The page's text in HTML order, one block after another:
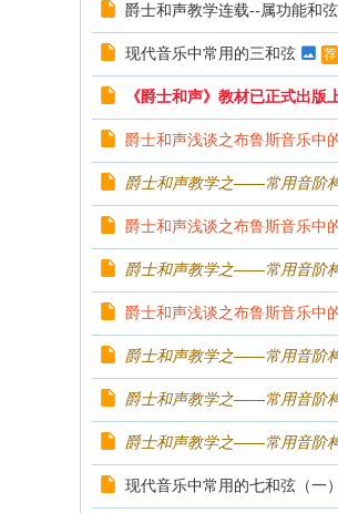
爵士和声教学连载--属功能和
现代音乐中常用的三和弦 荐
《爵士和声》教材已正式出版
爵士和声浅谈之布鲁斯音乐中
爵士和声教学之——常用音阶构
爵士和声浅谈之布鲁斯音乐中
爵士和声教学之——常用音阶构
爵士和声浅谈之布鲁斯音乐中
爵士和声教学之——常用音阶构
爵士和声教学之——常用音阶构
爵士和声教学之——常用音阶构
现代音乐中常用的七和弦（一）